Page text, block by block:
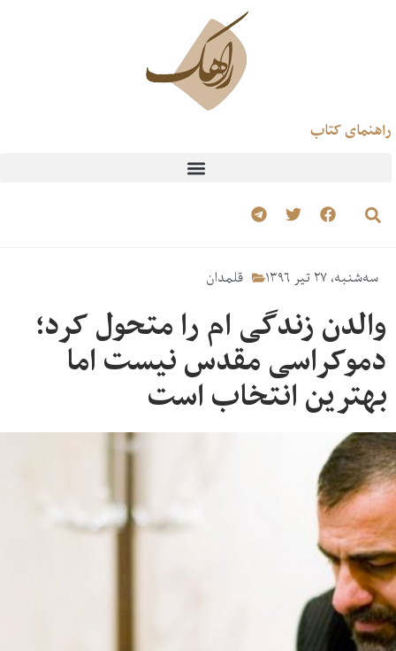
راهنمای کتاب
سه‌شنبه، ۲۷ تیر ۱۳۹۶ قلمدان
والدن زندگی ام را متحول کرد؛
دموکراسی ‌مقدس نیست اما
بهترین انتخاب است